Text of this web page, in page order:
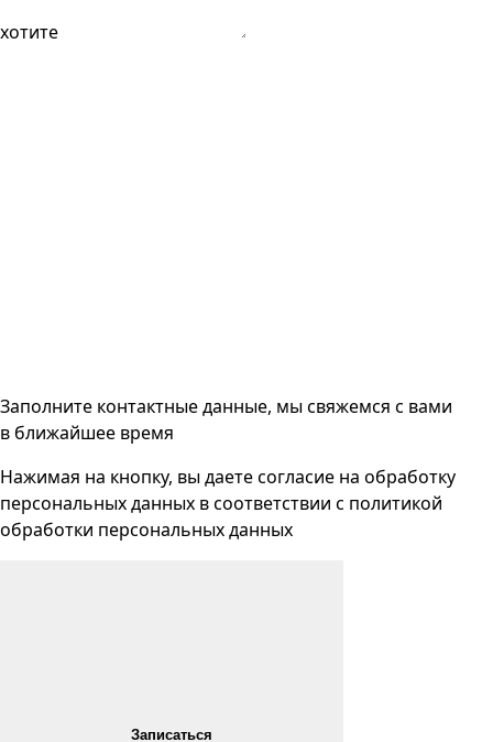
хотите
Заполните контактные данные, мы свяжемся с вами
в ближайшее время
Нажимая на кнопку, вы даете согласие на обработку
персональных данных в соответствии с политикой
обработки персональных данных
Записаться